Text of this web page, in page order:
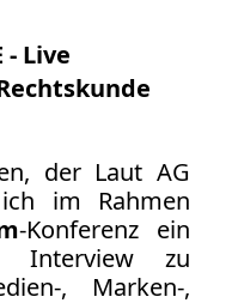
- Live
der Laut AG
im Rahmen
-Konferenz ein
Interview zu
, Marken-,